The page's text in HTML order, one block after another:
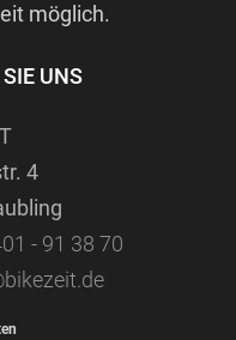
möglich.
UNS
4
- 91 38 70